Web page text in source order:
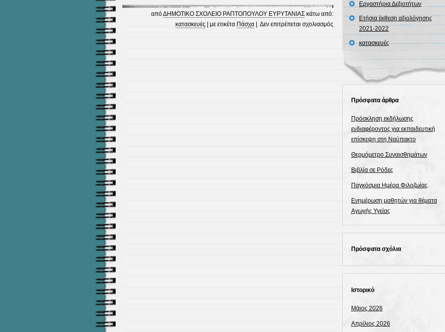
απόΔΗΜΟΤΙΚΟ ΣΧΟΛΕΙΟ ΡΑΠΤΟΠΟΥΛΟΥ ΕΥΡΥΤΑΝΙΑΣκάτω από:
κατασκευές | με ετικέτα Πάσχα| Δεν επιτρέπεται σχολιασμόςστο
Πασχαλινές
λαμπάδες
Εργαστήρια Δεξιοτήτων
Ετήσια έκθεση αξιολόγησης
2021-2022
κατασκευές
Πρόσφατα άρθρα
Πρόσκληση εκδήλωσης
ενδιαφέροντος για εκπαιδευτική
επίσκεψη στη Ναύπακτο
Θερμόμετρο Συναισθημάτων
Βιβλία σε Ρόδες
Παγκόσμια Ημέρα Φιλοζωίας
Ενημέρωση μαθητών για θέματα
Αγωγής Υγείας
Πρόσφατα σχόλια
Ιστορικό
Μάιος 2026
Απρίλιος 2026